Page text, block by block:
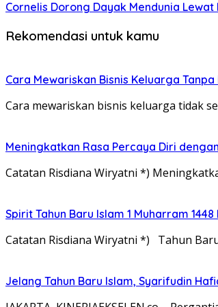
Cornelis Dorong Dayak Mendunia
Rekomendasi untuk kamu
Cara Mewariskan Bisnis Keluarga
Cara mewariskan bisnis keluarga tidak
Meningkatkan Rasa Percaya Diri
Catatan Risdiana Wiryatni *)
Spirit Tahun Baru Islam 1 Muharram
Catatan Risdiana Wiryatni *) Tahun
Jelang Tahun Baru Islam, Syarifudin